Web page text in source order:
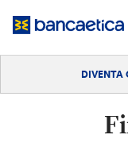
DIVENTA